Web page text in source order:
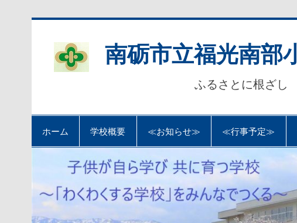
南砺市立福光南部
ふるさとに根ざ
ホーム 学校概要 ≪お知らせ≫ ≪行事予定≫